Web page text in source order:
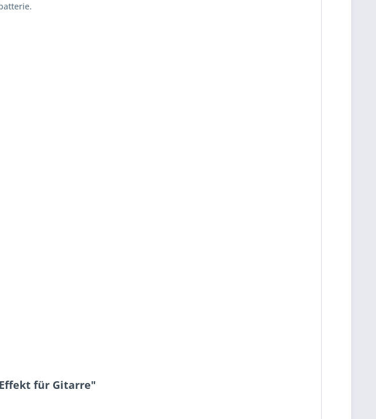
Effekt für Gitarre"